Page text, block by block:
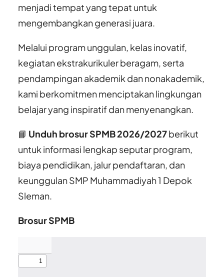
menjadi tempat yang tepat untuk
mengembangkan generasi juara.
Melalui program unggulan, kelas inovatif,
kegiatan ekstrakurikuler beragam, serta
pendampingan akademik dan nonakademik,
kami berkomitmen menciptakan lingkungan
belajar yang inspiratif dan menyenangkan.
📘 Unduh brosur SPMB 2026/2027berikut
untuk informasi lengkap seputar program,
biaya pendidikan, jalur pendaftaran, dan
keunggulan SMP Muhammadiyah 1 Depok
Sleman.
Brosur SPMB